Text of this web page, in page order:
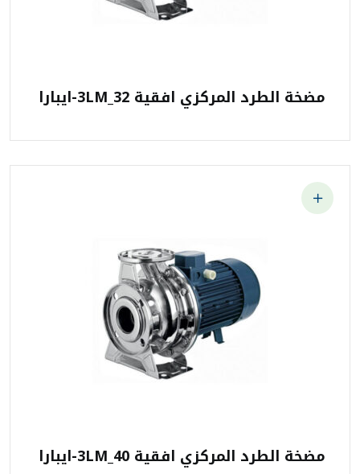
مضخة الطرد المركزي افقية 3LM_32-ايبارا
مضخة الطرد المركزي افقية 3LM_40-ايبارا